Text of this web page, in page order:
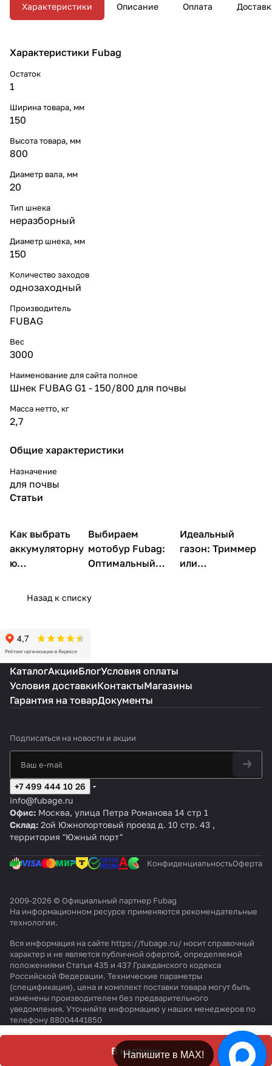
Характеристики Описание Оплата
Характеристики Fubag
Остаток
1
Ширина товара, мм
150
Высота товара, мм
800
Диаметр вала, мм
20
Тип шнека
неразборный
Диаметр шнека, мм
150
Количество заходов
однозаходный
Производитель
FUBAG
Вес
3000
Наименование для сайта полное
Шнек FUBAG G1 - 150/800 для почвы
Масса нетто, кг
2,7
Общие характеристики
Назначение
для почвы
Статьи
Садовая
техника
Как выбрать
аккумуляторну
ю
Fubag
Садовая техника
Выбираем
мотобур Fubag:
Оптимальный
Садовая техника
Идеальный
газон: Триммер
или
Назад к списку
В корзину
КаталогАкцииБлогУсловия оплаты
Условия доставкиКонтактыМагазины
Гарантия на товарДокументы
Подписаться на новости и акции
+7 499 444 10 26
info@fubage.ru
Офис: Москва, улица Петра Романова 14 стр 1
Склад: 2ой Южнопортовый проезд д. 10 стр. 43 ,
территория "Южный порт"
КонфиденциальностьОферта
2009-2026 © Официальный партнер Fubag
На информационном ресурсе применяются рекомендательные
технологии.
Вся информация на сайте https://fubage.ru/ носит справочный
характер и не является публичной офертой, определяемой
положениями Статьи 435 и 437 Гражданского кодекса
Российской Федерации. Технические параметры
(спецификация), цена и комплект поставки товара могут быть
изменены производителем без предварительного
уведомления. Уточняйте информацию у наших менеджеров по
телефону 88004441850
Напишите в МАХ!